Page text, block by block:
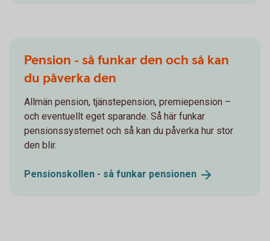
Pension - så funkar den och så kan
du påverka den
Allmän pension, tjänstepension, premiepension –
och eventuellt eget sparande. Så här funkar
pensionssystemet och så kan du påverka hur stor
den blir.
Pensionskollen - så funkar pensionen